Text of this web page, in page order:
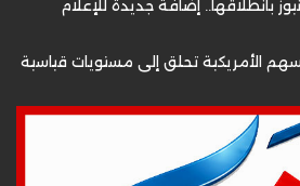
بانطلاقها.. إضافة جديدة للإعلام
الأمريكية تحلق إلى مستويات قياسية